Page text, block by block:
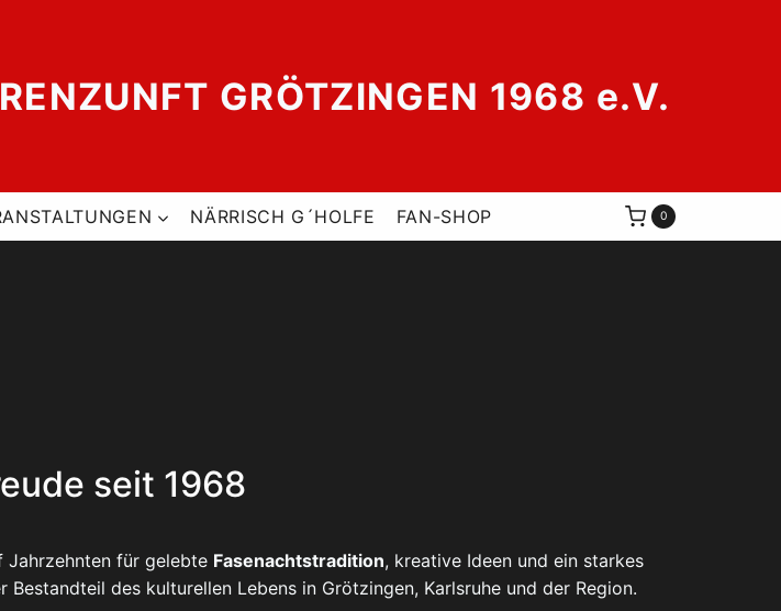
GRÖTZINGEN 1968 e.V.
NÄRRISCH G´HOLFE FAN-SHOP 0
seit 1968
Jahrzehnten für gelebte Fasenachtstradition, kreative Ideen und ein starkes
des kulturellen Lebens in Grötzingen, Karlsruhe und der Region.